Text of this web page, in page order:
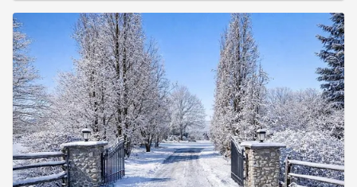
Un lieu unique, prêt à accueillir vos plus beaux
souvenirs.